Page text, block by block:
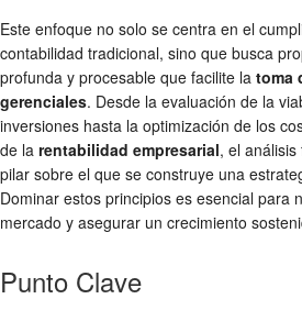
Este enfoque no solo se centra en el
contabilidad tradicional, sino que busca
profunda y procesable que facilite la toma
gerenciales. Desde la evaluación de la
inversiones hasta la optimización de los
de la rentabilidad empresarial, el
pilar sobre el que se construye una
Dominar estos principios es esencial para
mercado y asegurar un crecimiento
Punto Clave